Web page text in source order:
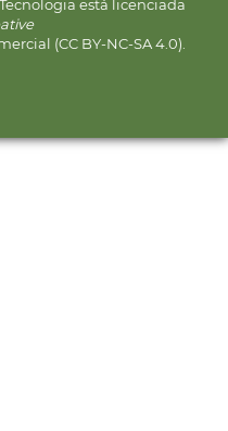
está licenciada
(CC BY-NC-SA 4.0).